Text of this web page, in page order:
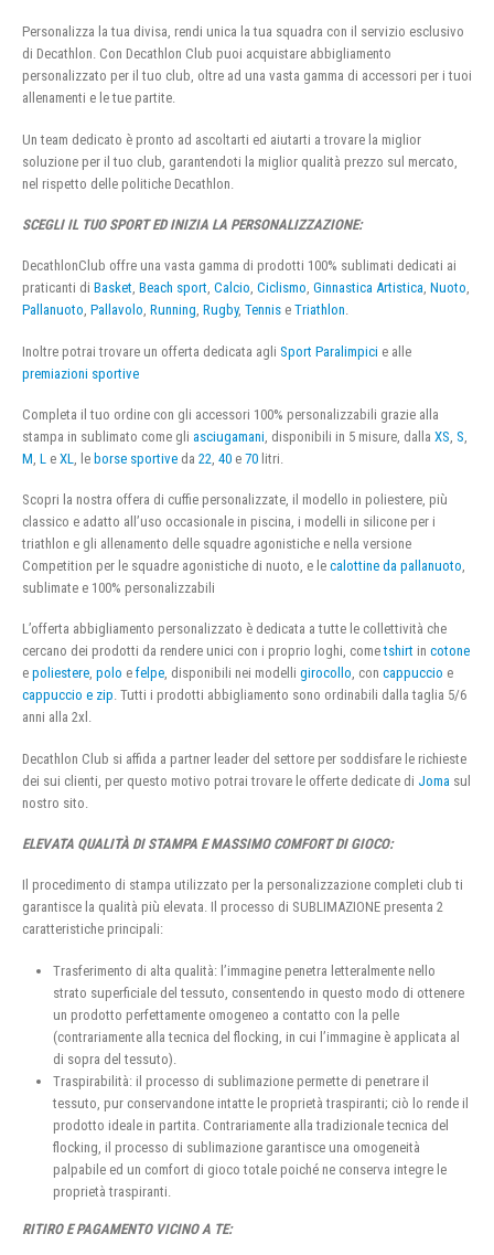
Personalizza la tua divisa, rendi unica la tua squadra con il servizio esclusivo
di Decathlon. Con Decathlon Club puoi acquistare abbigliamento
personalizzato per il tuo club, oltre ad una vasta gamma di accessori per i tuoi
allenamenti e le tue partite.
Un team dedicato è pronto ad ascoltarti ed aiutarti a trovare la miglior
soluzione per il tuo club, garantendoti la miglior qualità prezzo sul mercato,
nel rispetto delle politiche Decathlon.
SCEGLI IL TUO SPORT ED INIZIA LA PERSONALIZZAZIONE:
DecathlonClub offre una vasta gamma di prodotti 100% sublimati dedicati ai
praticanti di Basket, Beach sport, Calcio, Ciclismo, Ginnastica Artistica, Nuoto,
Pallanuoto, Pallavolo, Running, Rugby, Tennis e Triathlon.
Inoltre potrai trovare un offerta dedicata agli Sport Paralimpici e alle
premiazioni sportive
Completa il tuo ordine con gli accessori 100% personalizzabili grazie alla
stampa in sublimato come gli asciugamani , disponibili in 5 misure, dalla XS S
M L e XL , le borse sportive da 22 40 e 70 litri.
Scopri la nostra offera di cuffie personalizzate, il modello in poliestere, più
classico e adatto all’uso occasionale in piscina, i modelli in silicone per i
triathlon e gli allenamento delle squadre agonistiche e nella versione
Competition per le squadre agonistiche di nuoto, e le calottine da pallanuoto,
sublimate e 100% personalizzabili
L’offerta abbigliamento personalizzato è dedicata a tutte le collettività che
cercano dei prodotti da rendere unici con i proprio loghi, cometshirt in cotone
e poliestere, polo e felpe, disponibili nei modelli girocollo, con cappuccio e
cappuccio e zip. Tutti i prodotti abbigliamento sono ordinabili dalla taglia 5/6
anni alla 2xl.
Decathlon Club si affida a partner leader del settore per soddisfare le richieste
dei sui clienti, per questo motivo potrai trovare le offerte dedicate di Joma sul
nostro sito.
ELEVATA QUALITÀ DI STAMPA E MASSIMO COMFORT DI GIOCO:
Il procedimento di stampa utilizzato per la personalizzazione completi club ti
garantisce la qualità più elevata. Il processo di SUBLIMAZIONE presenta 2
caratteristiche principali:
Trasferimento di alta qualità: l’immagine penetra letteralmente nello
strato superficiale del tessuto, consentendo in questo modo di ottenere
un prodotto perfettamente omogeneo a contatto con la pelle
(contrariamente alla tecnica del flocking, in cui l’immagine è applicata al
di sopra del tessuto).
Traspirabilità: il processo di sublimazione permette di penetrare il
tessuto, pur conservandone intatte le proprietà traspiranti; ciò lo rende il
prodotto ideale in partita. Contrariamente alla tradizionale tecnica del
flocking, il processo di sublimazione garantisce una omogeneità
palpabile ed un comfort di gioco totale poiché ne conserva integre le
proprietà traspiranti.
RITIRO E PAGAMENTO VICINO A TE: